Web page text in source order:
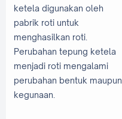
ketela digunakan oleh
pabrik roti untuk
menghasilkan roti.
Perubahan tepung ketela
menjadi roti mengalami
perubahan bentuk maupun
kegunaan.